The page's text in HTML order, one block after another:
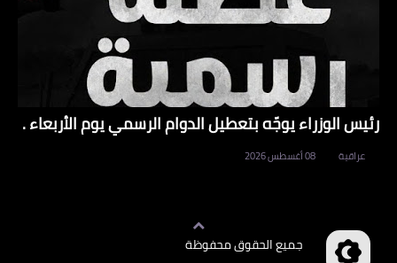
رئيس الوزراء يوجّه بتعطيل الدوام الرسمي يوم الأربعاء .
عراقية 08 أغسطس 2026
جميع الحقوق محفوظة